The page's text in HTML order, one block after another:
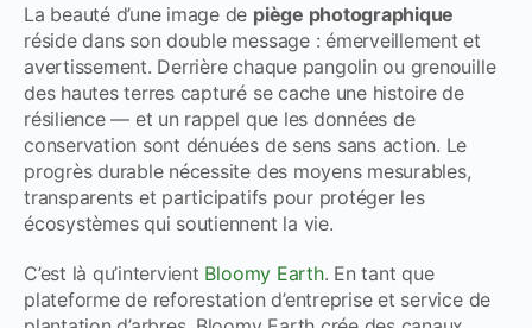
La beauté d’une image de piège photographique
réside dans son double message : émerveillement et
avertissement. Derrière chaque pangolin ou grenouille
des hautes terres capturé se cache une histoire de
résilience — et un rappel que les données de
conservation sont dénuées de sens sans action. Le
progrès durable nécessite des moyens mesurables,
transparents et participatifs pour protéger les
écosystèmes qui soutiennent la vie.
C’est là qu’intervient Bloomy Earth. En tant que
plateforme de reforestation d’entrepriseet service de